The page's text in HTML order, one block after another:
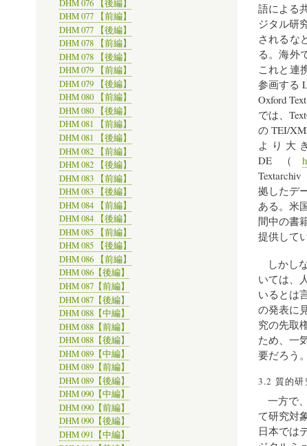
語による
ジタル研
されるな
る。海外
これと連
参画する
Oxford
では、
の TEI/
より大
DE（
Textarchiv
拠したデ
ある。米
間中の書
提供して
しかし
いては、
いるとは
の発表に
究の先取
ため、一
要だろう。
3.2 質的研
一方で
て研究対
日本では
DHM 076 【後編】
DHM 077 【前編】
DHM 077 【後編】
DHM 078 【前編】
DHM 078 【後編】
DHM 079 【前編】
DHM 079 【後編】
DHM 080 【前編】
DHM 080 【後編】
DHM 081 【前編】
DHM 081 【後編】
DHM 082 【前編】
DHM 082 【後編】
DHM 083 【前編】
DHM 083 【後編】
DHM 084 【前編】
DHM 084 【後編】
DHM 085 【前編】
DHM 085 【後編】
DHM 086 【前編】
DHM 086【後編】
DHM 087【前編】
DHM 087【後編】
DHM 088【中編】
DHM 088【前編】
DHM 088【後編】
DHM 089【中編】
DHM 089【前編】
DHM 089【後編】
DHM 090【中編】
DHM 090【前編】
DHM 090【後編】
DHM 091【中編】